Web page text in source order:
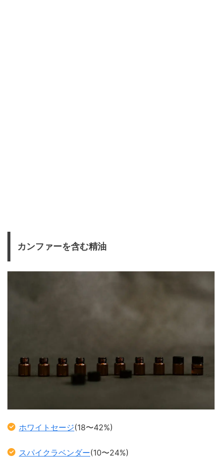
カンファーを含む精油
ホワイトセージ(18〜42%)
スパイクラベンダー(10〜24%)